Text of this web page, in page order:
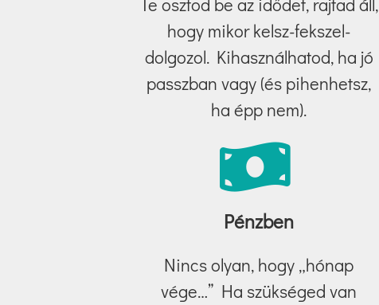
hogy mikor kelsz-fekszel-
dolgozol. Kihasználhatod, ha jó
passzban vagy (és pihenhetsz,
ha épp nem).
Pénzben
Nincs olyan, hogy „hónap
vége…” Ha szükséged van